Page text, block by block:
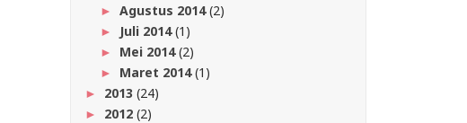
► Agustus 2014(2)
► Juli 2014(1)
► Mei 2014(2)
► Maret 2014(1)
► 2013 (24)
► 2012 (2)